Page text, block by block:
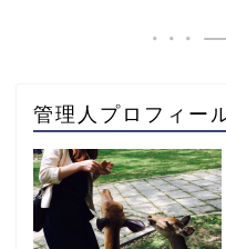
管理人プロフィー